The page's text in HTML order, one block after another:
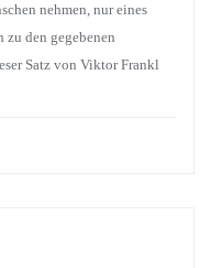
nehmen, nur eines
den gegebenen
Satz von Viktor Frankl